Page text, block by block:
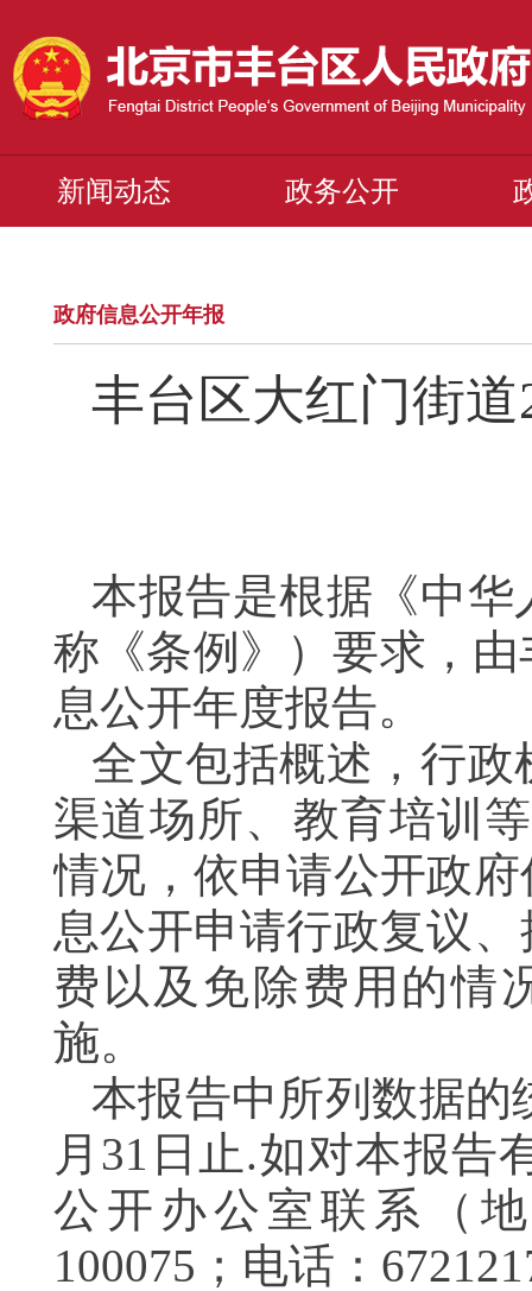
新闻动态 政务公开
政府信息公开年报
丰台区大红门街
本报告是根据《中
称《条例》）要求，
息公开年度报告。
全文包括概述，行
渠道场所、教育培训
情况，依申请公开政
息公开申请行政复议
费以及免除费用的情
施。
本报告中所列数据的
月31日止.如对本报告
公开办公室联系（
100075；电话：